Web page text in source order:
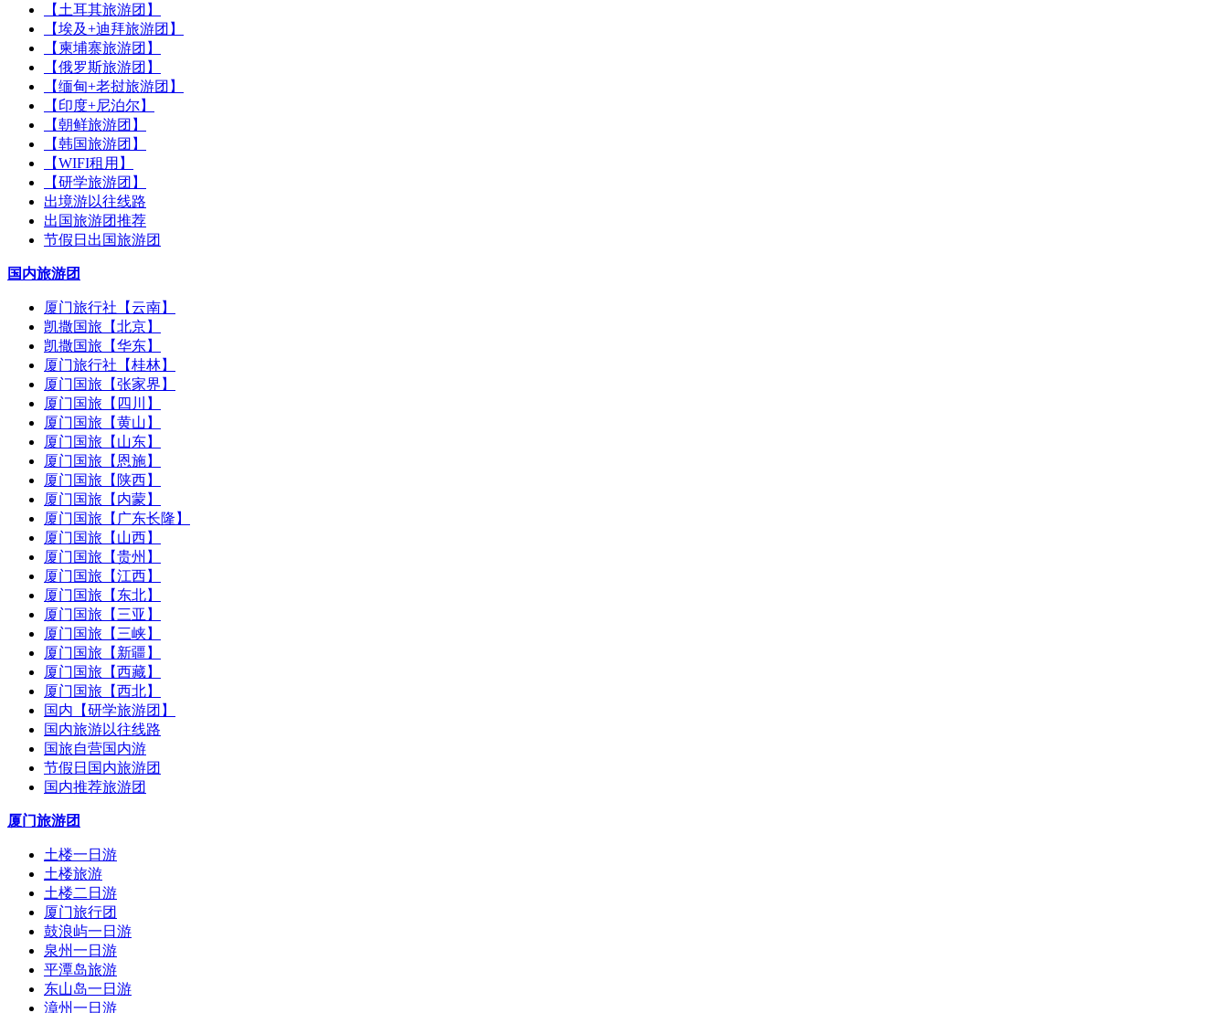
【土耳其旅游团】
【埃及+迪拜旅游团】
【柬埔寨旅游团】
【俄罗斯旅游团】
【缅甸+老挝旅游团】
【印度+尼泊尔】
【朝鲜旅游团】
【韩国旅游团】
【WIFI租用】
【研学旅游团】
出境游以往线路
出国旅游团推荐
节假日出国旅游团
国内旅游团
厦门旅行社【云南】
凯撒国旅【北京】
凯撒国旅【华东】
厦门旅行社【桂林】
厦门国旅【张家界】
厦门国旅【四川】
厦门国旅【黄山】
厦门国旅【山东】
厦门国旅【恩施】
厦门国旅【陕西】
厦门国旅【内蒙】
厦门国旅【广东长隆】
厦门国旅【山西】
厦门国旅【贵州】
厦门国旅【江西】
厦门国旅【东北】
厦门国旅【三亚】
厦门国旅【三峡】
厦门国旅【新疆】
厦门国旅【西藏】
厦门国旅【西北】
国内【研学旅游团】
国内旅游以往线路
国旅自营国内游
节假日国内旅游团
国内推荐旅游团
厦门旅游团
土楼一日游
土楼旅游
土楼二日游
厦门旅行团
鼓浪屿一日游
泉州一日游
平潭岛旅游
东山岛一日游
漳州一日游